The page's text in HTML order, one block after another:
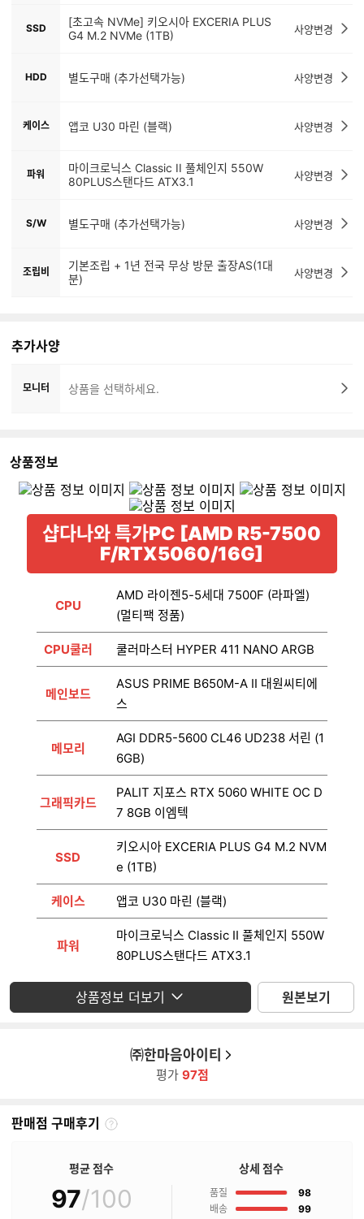
SSD
[초고속 NVMe] 키오시아 EXCERIA PLUS
G4 M.2 NVMe (1TB)
사양변경
HDD 별도구매 (추가선택가능) 사양변경
케이스 앱코 U30 마린 (블랙) 사양변경
파워
마이크로닉스 Classic II 풀체인지 550W
80PLUS스탠다드 ATX3.1
사양변경
S/W 별도구매 (추가선택가능) 사양변경
조립비
기본조립 + 1년 전국 무상 방문 출장AS(1대
분)
사양변경
추가사양
모니터 상품을 선택하세요.
상품정보
샵다나와 특가PC [AMD R5-7500
F/RTX5060/16G]
CPU
AMD 라이젠5-5세대 7500F (라파엘)
(멀티팩 정품)
CPU쿨러 쿨러마스터 HYPER 411 NANO ARGB
메인보드
ASUS PRIME B650M-A II 대원씨티에
스
메모리
AGI DDR5-5600 CL46 UD238 서린 (1
6GB)
그래픽카드
PALIT 지포스 RTX 5060 WHITE OC D
7 8GB 이엠텍
SSD
키오시아 EXCERIA PLUS G4 M.2 NVM
e (1TB)
케이스 앱코 U30 마린 (블랙)
파워
마이크로닉스 Classic II 풀체인지 550W
80PLUS스탠다드 ATX3.1
운영체제 미포함
상품정보 더보기 원본보기
㈜한마음아이티
평가 97점
판매점 구매후기
판
매
후
평균 점수
97/100
상세 점수
품질 98점
배송
99점